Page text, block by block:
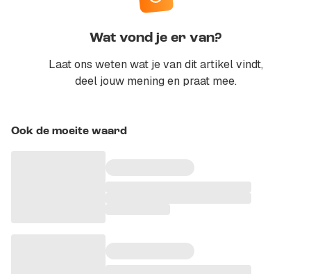
Wat vond je er van?
Laat ons weten wat je van dit artikel vindt,
deel jouw mening en praat mee.
Ook de moeite waard